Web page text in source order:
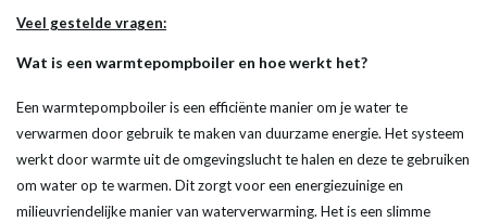
Veel gestelde vragen:
Wat is een warmtepompboiler en hoe werkt het?
Een warmtepompboileris een efficiënte manier om jewaterte
verwarmen door gebruik te maken van duurzameenergie. Het systeem
werkt doorwarmteuit de omgevingslucht te halen en deze te gebruiken
om waterop te warmen. Dit zorgt voor een energiezuinige en
milieuvriendelijke manier van waterverwarming. Het is een slimme